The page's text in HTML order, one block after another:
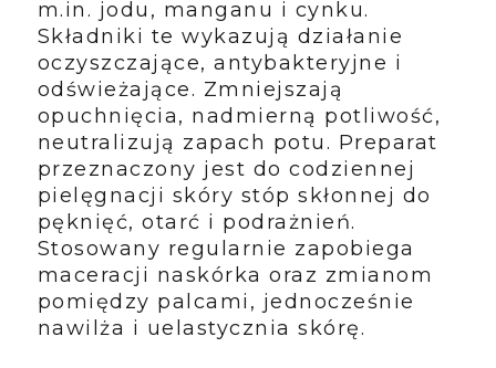
m.in. jodu, manganu i cynku.
Składniki te wykazują działanie
oczyszczające, antybakteryjne i
odświeżające. Zmniejszają
opuchnięcia, nadmierną potliwość,
neutralizują zapach potu. Preparat
przeznaczony jest do codziennej
pielęgnacji skóry stóp skłonnej do
pęknięć, otarć i podrażnień.
Stosowany regularnie zapobiega
maceracji naskórka oraz zmianom
pomiędzy palcami, jednocześnie
nawilża i uelastycznia skórę.